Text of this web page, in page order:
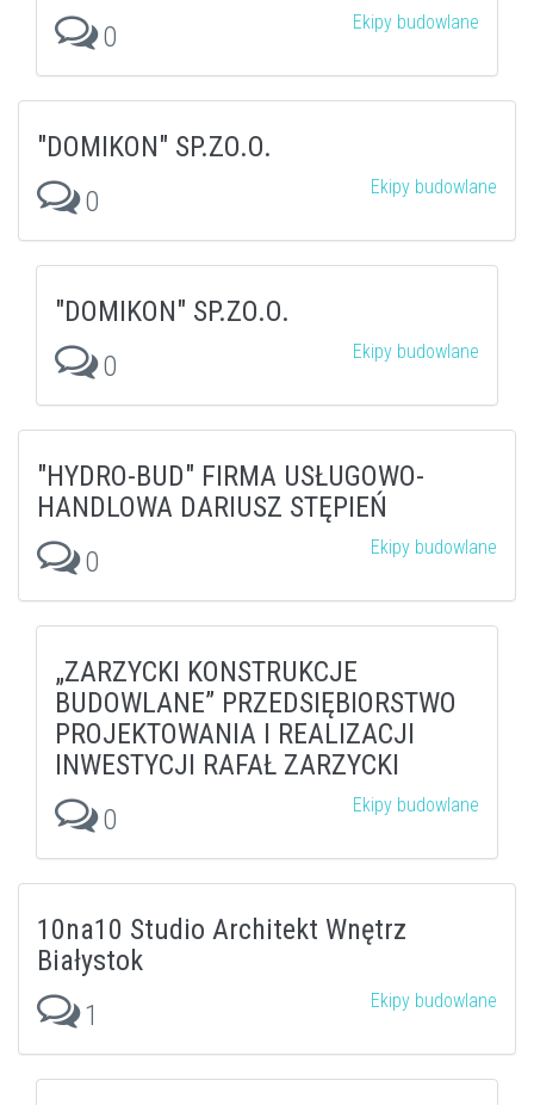
0
Ekipy budowlane
"DOMIKON" SP.ZO.O.
0
Ekipy budowlane
"DOMIKON" SP.ZO.O.
0
Ekipy budowlane
"HYDRO-BUD" FIRMA USŁUGOWO-
HANDLOWA DARIUSZ STĘPIEŃ
0
Ekipy budowlane
„ZARZYCKI KONSTRUKCJE
BUDOWLANE” PRZEDSIĘBIORSTWO
PROJEKTOWANIA I REALIZACJI
INWESTYCJI RAFAŁ ZARZYCKI
0
Ekipy budowlane
10na10 Studio Architekt Wnętrz
Białystok
1
Ekipy budowlane